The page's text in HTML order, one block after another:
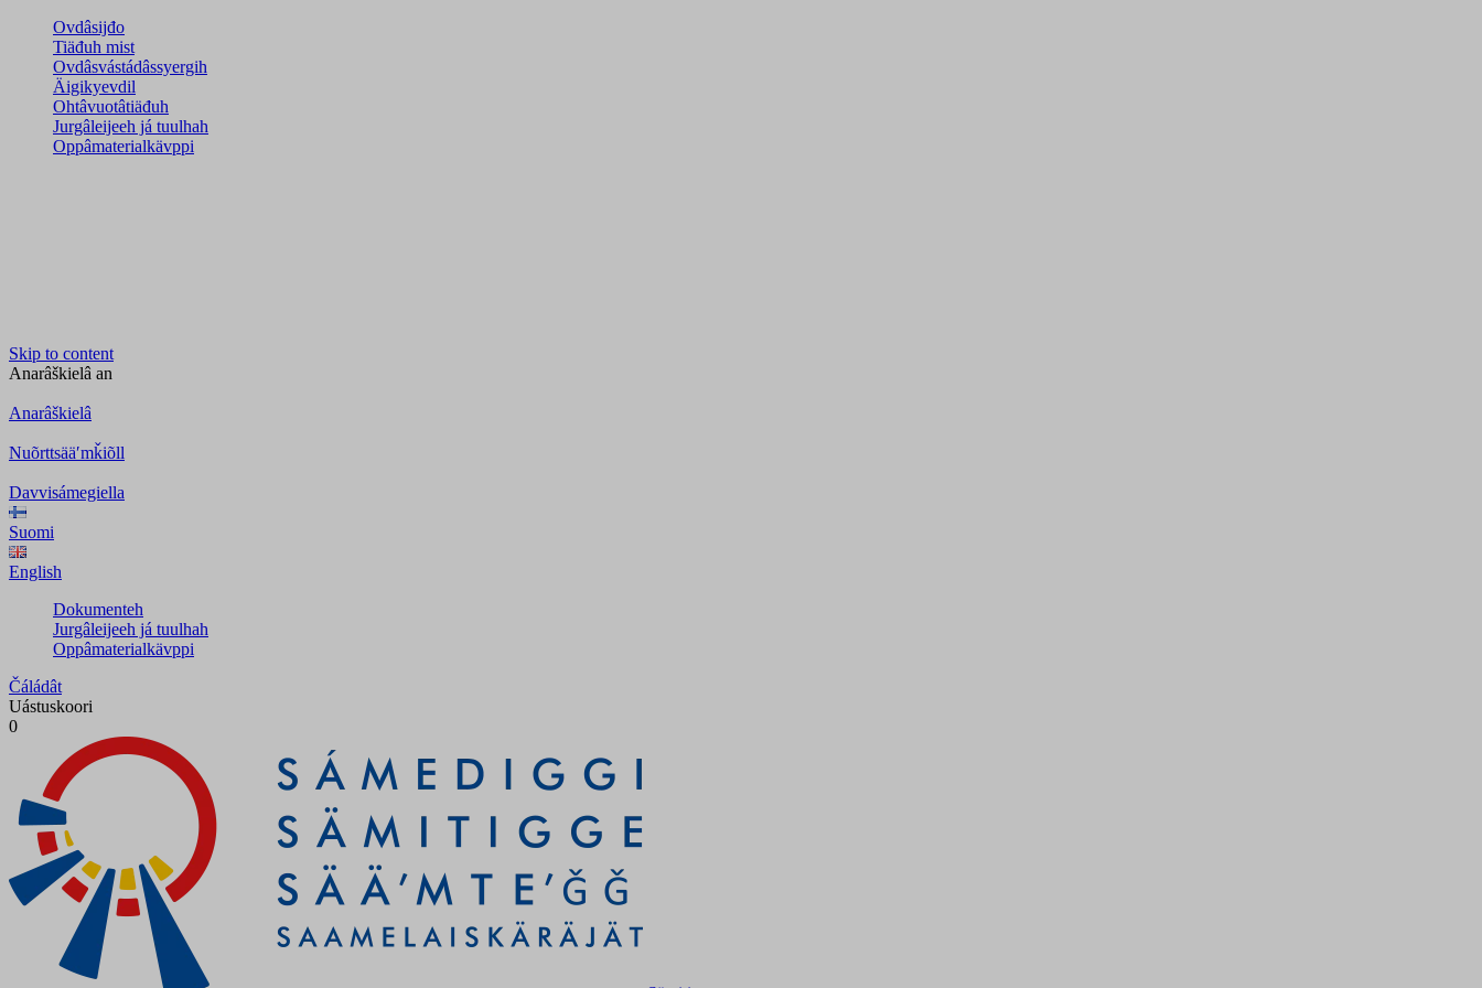
Ovdâsijđo
Tiäđuh mist
Ovdâsvástádâssyergih
Äigikyevdil
Ohtâvuotâtiäđuh
Jurgâleijeeh já tuulhah
Oppâmaterialkävppi
Skip to content
Anarâškielâ an
Anarâškielâ
Nuõrttsääʹmǩiõll
Davvisámegiella
Suomi
English
Dokumenteh
Jurgâleijeeh já tuulhah
Oppâmaterialkävppi
Čáládât
Uástuskoori
0